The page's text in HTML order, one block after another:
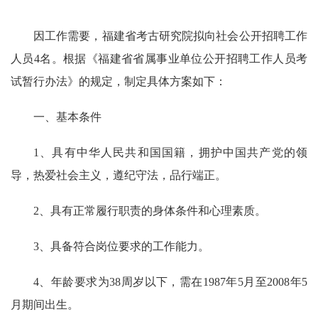
因工作需要，福建省考古研究院拟向社会公开招聘工作
人员4名。根据《福建省省属事业单位公开招聘工作人员考
试暂行办法》的规定，制定具体方案如下：
一、基本条件
1、具有中华人民共和国国籍，拥护中国共产党的领
导，热爱社会主义，遵纪守法，品行端正。
2、具有正常履行职责的身体条件和心理素质。
3、具备符合岗位要求的工作能力。
4、年龄要求为38周岁以下，需在1987年5月至2008年5
月期间出生。